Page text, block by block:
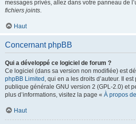
messages privés, allez dans votre panneau de
fichiers joints.
Haut
Concernant phpBB
Qui a développé ce logiciel de forum ?
Ce logiciel (dans sa version non modifiée) est
phpBB Limited , qui en a les droits d’auteur. Il
publique générale GNU version 2 (GPL-2.0) et
plus d’informations, visitez la page « À propos
Haut